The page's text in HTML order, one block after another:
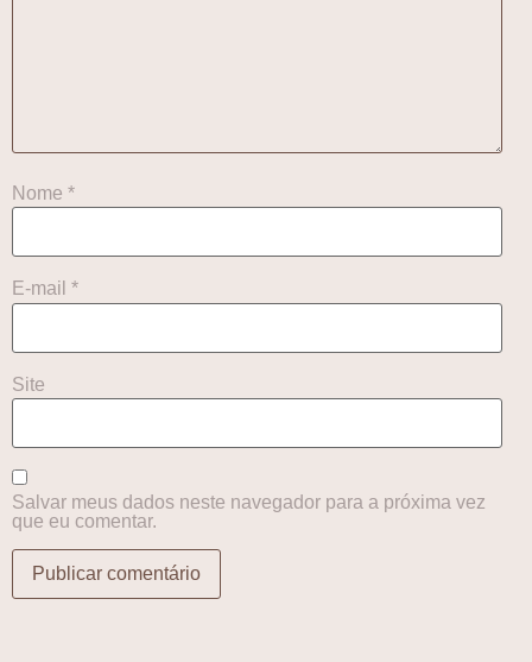
Nome *
E-mail *
Site
Salvar meus dados neste navegador para a próxima vez
que eu comentar.